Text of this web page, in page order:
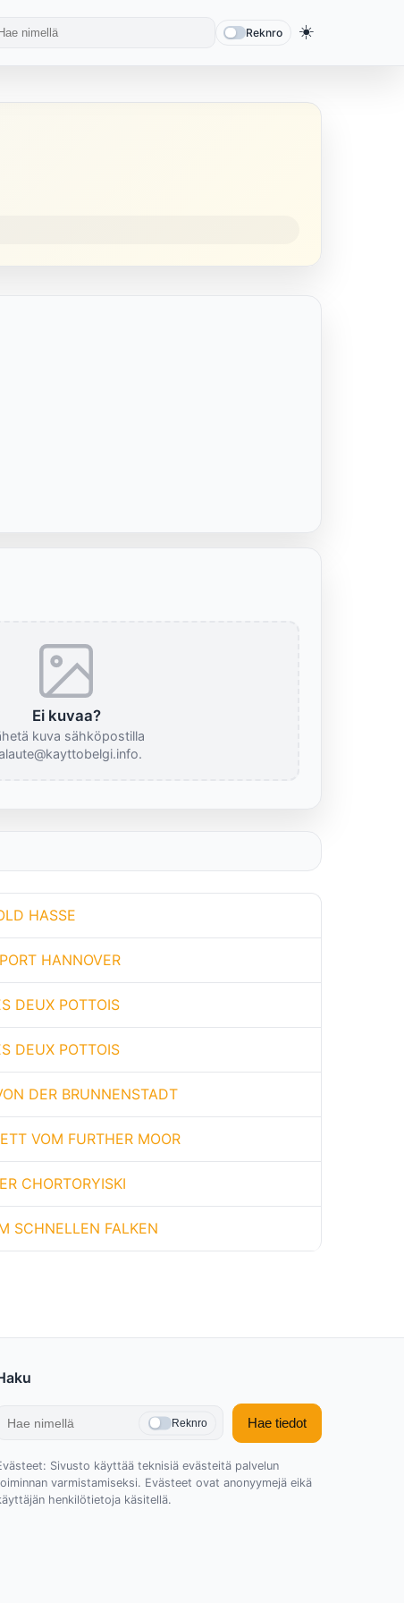
Reknro ☀️
Ei kuvaa?
kuva sähköpostilla
HASSE
HANNOVER
DEUX POTTOIS
DEUX POTTOIS
DER BRUNNENSTADT
VOM FURTHER MOOR
CHORTORYISKI
SCHNELLEN FALKEN
Reknro Hae tiedot
Sivusto käyttää teknisiä evästeitä palvelun
varmistamiseksi. Evästeet ovat anonyymejä eikä
henkilötietoja käsitellä.